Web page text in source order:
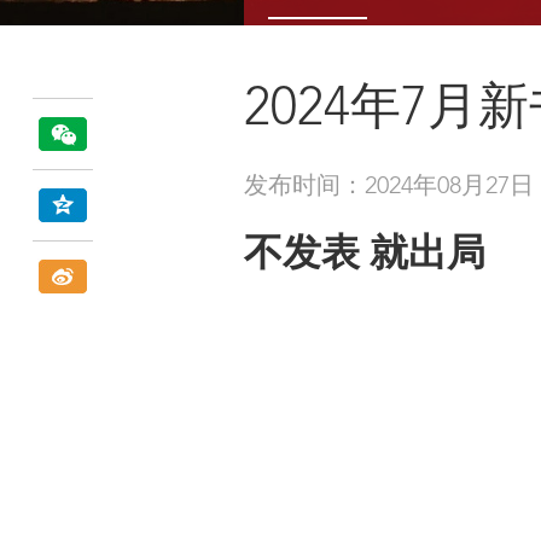
2024年7月
发布时间：2024年08月27日
不发表 就出局